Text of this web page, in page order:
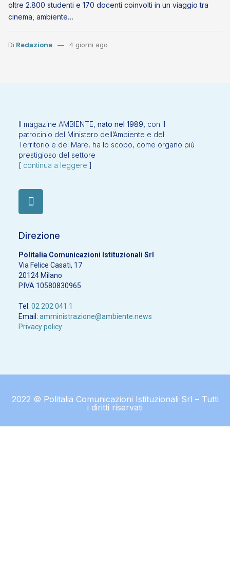
oltre 2.800 studenti e 170 docenti coinvolti in un viaggio tra
cinema, ambiente…
Di Redazione 4 giorni ago
Il magazine AMBIENTE, nato nel 1989, con il
patrocinio del Ministero dell’Ambiente e del
Territorio e del Mare, ha lo scopo, come organo più
prestigioso del settore
[ continua a leggere ]
Direzione
Politalia Comunicazioni Istituzionali Srl
Via Felice Casati, 17
20124 Milano
P.IVA 10580830965
Tel. 02 202 041.1
Email: amministrazione@ambiente.news
Privacy policy
2022 © Politalia Comunicazioni Istituzionali Srl – Tutti
i diritti riservati